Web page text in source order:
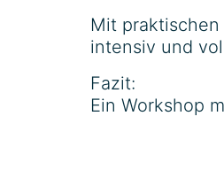
Mit
intensiv und
Fazit:
Ein Workshop